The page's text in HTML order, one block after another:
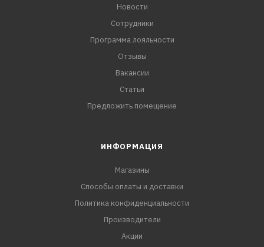
Новости
Сотрудники
Программа лояльности
Отзывы
Вакансии
Статьи
Предложить помещение
ИНФОРМАЦИЯ
Магазины
Способы оплаты и доставки
Политика конфиденциальности
Производители
Акции